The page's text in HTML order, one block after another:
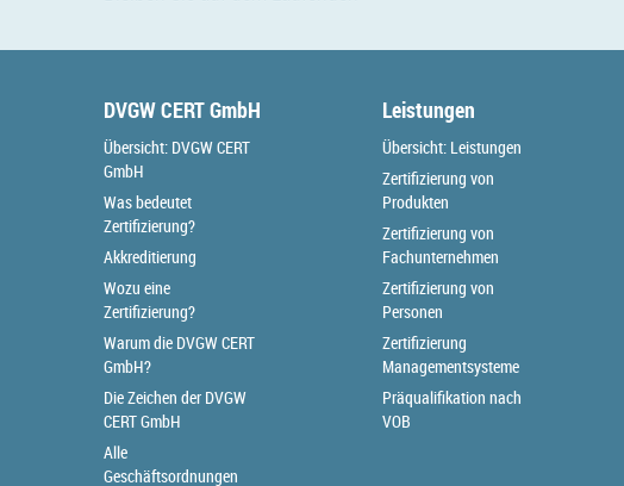
DVGW CERT GmbH
Übersicht: DVGW CERT
GmbH
Was bedeutet
Zertifizierung?
Akkreditierung
Wozu eine
Zertifizierung?
Warum die DVGW CERT
GmbH?
Die Zeichen der DVGW
CERT GmbH
Alle
Geschäftsordnungen
Leistungen
Übersicht: Leistungen
Zertifizierung von
Produkten
Zertifizierung von
Fachunternehmen
Zertifizierung von
Personen
Zertifizierung
Managementsysteme
Präqualifikation nach
VOB